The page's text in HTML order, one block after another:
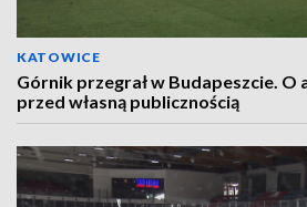
KATOWICE
Górnik przegrał w Budapeszcie. O
przed własną publicznością